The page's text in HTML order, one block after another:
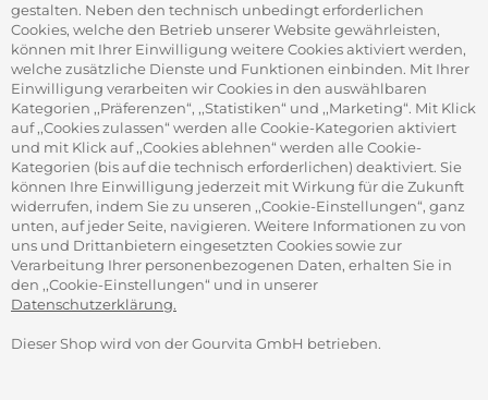
ADRESSE
Gourvita GmbH
Adam-Opel-Str. 19
63322 Rödermark
SICHER ZAHLEN
gestalten. Neben den technisch unbedingt erforderlichen
Cookies, welche den Betrieb unserer Website gewährleisten,
können mit Ihrer Einwilligung weitere Cookies aktiviert werden,
welche zusätzliche Dienste und Funktionen einbinden. Mit Ihrer
Einwilligung verarbeiten wir Cookies in den auswählbaren
Kategorien ,,Präferenzen“, ,,Statistiken“ und ,,Marketing“. Mit Klick
auf ,,Cookies zulassen“ werden alle Cookie-Kategorien aktiviert
und mit Klick auf ,,Cookies ablehnen“ werden alle Cookie-
Kategorien (bis auf die technisch erforderlichen) deaktiviert. Sie
können Ihre Einwilligung jederzeit mit Wirkung für die Zukunft
widerrufen, indem Sie zu unseren ,,Cookie-Einstellungen“, ganz
unten, auf jeder Seite, navigieren. Weitere Informationen zu von
uns und Drittanbietern eingesetzten Cookies sowie zur
Verarbeitung Ihrer personenbezogenen Daten, erhalten Sie in
den ,,Cookie-Einstellungen“ und in unserer
Datenschutzerklärung.
Dieser Shop wird von der Gourvita GmbH betrieben.